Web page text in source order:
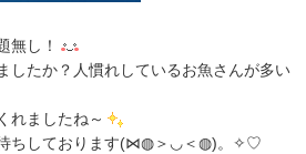
無し！
したか？人慣れしているお魚さんが多い
れましたね～
待ちしております(⋈◍＞◡＜◍)。✧♡